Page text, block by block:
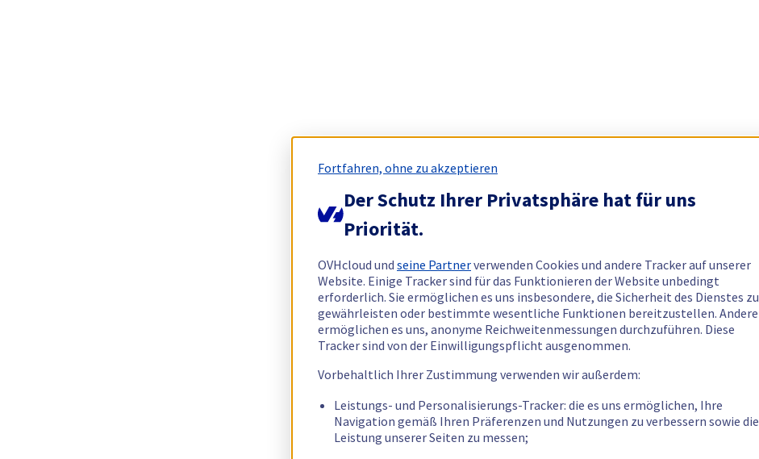
Fortfahren, ohne zu akzeptieren
Der Schutz Ihrer Privatsphäre hat für uns
Priorität.
OVHcloud und seine Partnerverwenden Cookies und andere Tracker auf unserer
Website. Einige Tracker sind für das Funktionieren der Website unbedingt
erforderlich. Sie ermöglichen es uns insbesondere, die Sicherheit des Dienstes zu
gewährleisten oder bestimmte wesentliche Funktionen bereitzustellen. Andere
ermöglichen es uns, anonyme Reichweitenmessungen durchzuführen. Diese
Tracker sind von der Einwilligungspflicht ausgenommen.
Vorbehaltlich Ihrer Zustimmung verwenden wir außerdem:
Leistungs- und Personalisierungs-Tracker: die es uns ermöglichen, Ihre
Navigation gemäß Ihren Präferenzen und Nutzungen zu verbessern sowie die
Leistung unserer Seiten zu messen;